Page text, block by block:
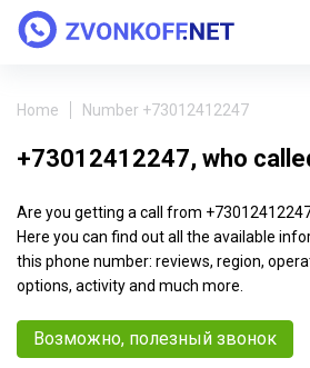
Home Number +73012412247
+73012412247, who
Are you getting a call from
Here you can find out all the available
this phone number: reviews, region,
options, activity and much more.
Возможно, полезный звонок